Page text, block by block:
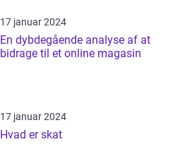
17 januar 2024
En dybdegående analyse af at
bidrage til et online magasin
17 januar 2024
Hvad er skat